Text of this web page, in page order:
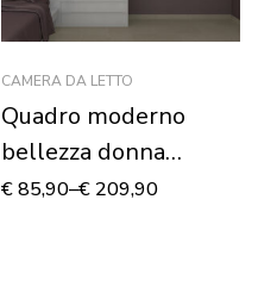
CAMERA DA LETTO
Quadro moderno
bellezza donna
“FASCINO DI ALTRI
€85,90–€ 209,90